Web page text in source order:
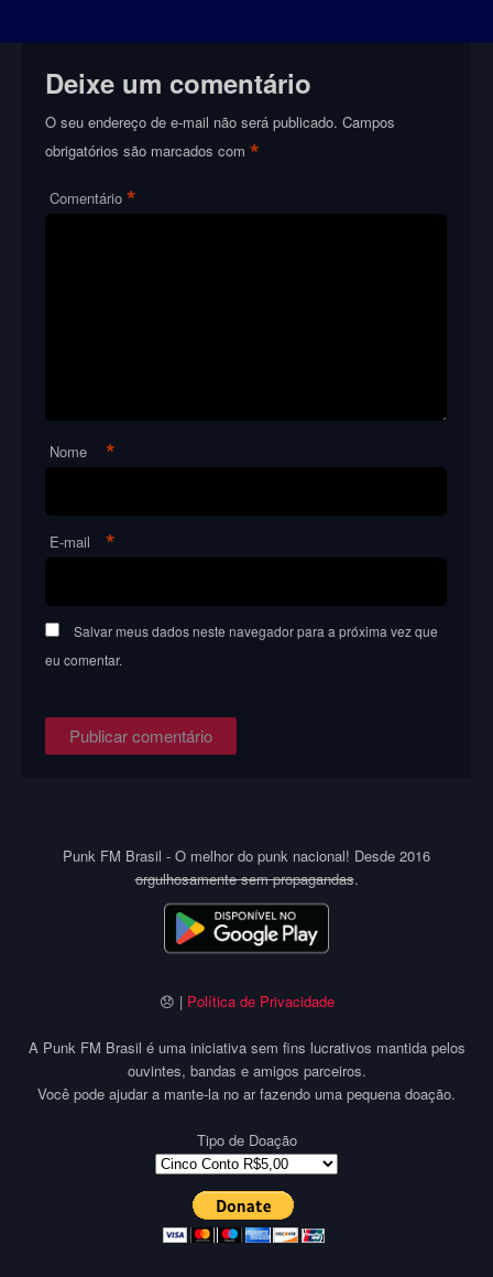
Deixe um comentário
O seu endereço de e-mail não será publicado. Campos
obrigatórios são marcados com*
Comentário *
Nome *
E-mail *
Salvar meus dados neste navegador para a próxima vez que
eu comentar.
Punk FM Brasil - O melhor do punk nacional! Desde 2016
orgulhosamente sem propagandas.
😞 | Política de Privacidade
A Punk FM Brasil é uma iniciativa sem fins lucrativos mantida pelos
ouvintes, bandas e amigos parceiros.
Você pode ajudar a mante-la no ar fazendo uma pequena doação.
Tipo de Doação